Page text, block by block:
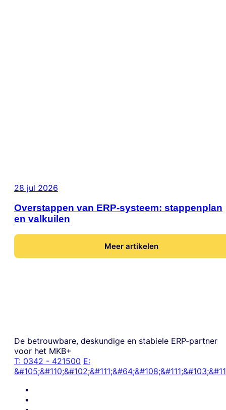
28 jul 2026
Overstappen van ERP-systeem: stappenplan
en valkuilen
Meer artikelen
De betrouwbare, deskundige en stabiele ERP-partner
voor het MKB+
T: 0342 - 421500 E: